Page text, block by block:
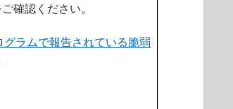
確認ください。
グラムで報告されている脆弱